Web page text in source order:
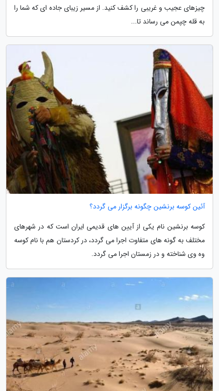
چیزهای عجیب و غریبی را کشف کنید. از مسیر زیبای جاده ای که شما را
به قله چپمن می رساند تا...
آئین کوسه برنشین چگونه برگزار می گردد؟
کوسه برنشین نام یکی از آیین های قدیمی ایران است که در شهرهای
مختلف به گونه های متفاوت اجرا می گردد، در کردستان هم با نام کوسه
وه وی شناخته و در زمستان اجرا می گردد.